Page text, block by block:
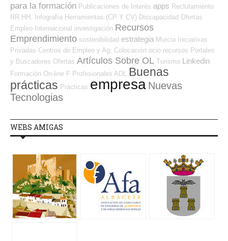
para la formación Publicaciones de Interés apps Reclutamiento
RR.HH.
Infografía Herramientas (CP Y CV) Discapacidad Ofertas
Empleo Internacional investigación Recursos
Emprendimiento sostenibilidad estrategia Murcia
Iniciativas
Privadas Centros de Empleo y Ag. Colocación ocio recursos Portales
y Buscadores Ofertas Artículos Sobre OL Turismo Linkedin
Formación On-line F Profesionales ADL
Buenas
prácticas Prácticas empresa Nuevas
Tecnologias
WEBS AMIGAS